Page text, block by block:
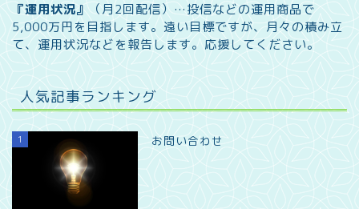
『運用状況』 （月2回配信）…投信などの運用商品で
5,000万円を目指します。遠い目標ですが、月々の積み立
て、運用状況などを報告します。 応援してください。
人気記事ランキング
1 お問い合わせ